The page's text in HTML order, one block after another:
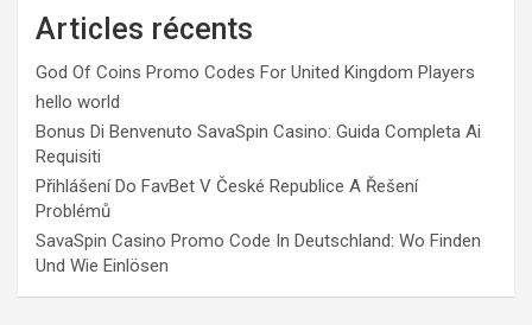
Articles récents
God Of Coins Promo Codes For United Kingdom Players
hello world
Bonus Di Benvenuto SavaSpin Casino: Guida Completa Ai
Requisiti
Přihlášení Do FavBet V České Republice A Řešení
Problémů
SavaSpin Casino Promo Code In Deutschland: Wo Finden
Und Wie Einlösen